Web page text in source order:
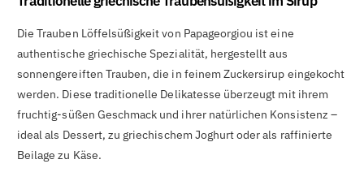
Die Trauben Löffelsüßigkeit von Papageorgiou ist eine
authentische griechische Spezialität, hergestellt aus
sonnengereiften Trauben, die in feinem Zuckersirup eingekocht
werden. Diese traditionelle Delikatesse überzeugt mit ihrem
fruchtig-süßen Geschmack und ihrer natürlichen Konsistenz –
ideal als Dessert, zu griechischem Joghurt oder als raffinierte
Beilage zu Käse.